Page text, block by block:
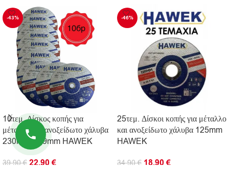
-43%
10τεμ. Δίσκος κοπής για
μέταλλο και ανοξείδωτο χάλυβα
230mm / 1,9mm HAWEK
39.90€ 22.90€
-46%
25τεμ. Δίσκοι κοπής για μέταλλο
και ανοξείδωτο χάλυβα 125mm
HAWEK
34.90€ 18.90€